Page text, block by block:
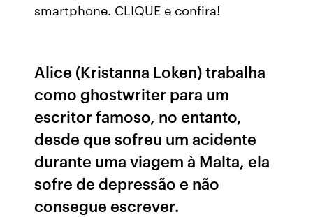
smartphone. CLIQUE e confira!
Alice (Kristanna Loken) trabalha
como ghostwriter para um
escritor famoso, no entanto,
desde que sofreu um acidente
durante uma viagem à Malta, ela
sofre de depressão e não
consegue escrever.